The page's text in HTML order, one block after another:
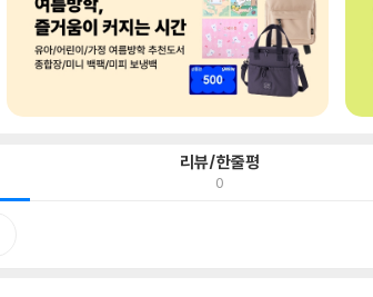
리뷰/한줄평
0